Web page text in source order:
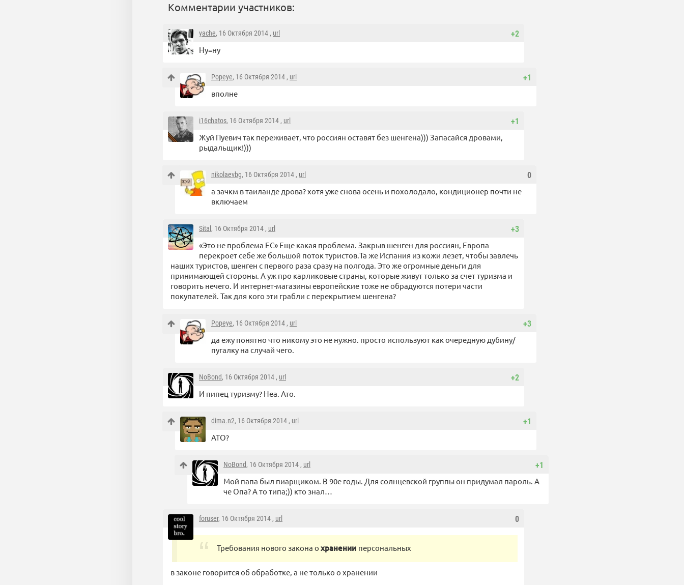
Комментарии участников:
+2
yache, 16 Октября 2014 , url
Ну=ну
+1
Popeye, 16 Октября 2014 , url
вполне
+1
i16chatos, 16 Октября 2014 , url
Жуй Пуевич так переживает, что россиян оставят без шенгена))) Запасайся дровами,
рыдальщик!)))
0
nikolaevbg, 16 Октября 2014 , url
а зачкм в таиланде дрова? хотя уже снова осень и похолодало, кондиционер почти не
включаем
+3
Sital , 16 Октября 2014 , url
«Это не проблема ЕС» Еще какая проблема. Закрыв шенген для россиян, Европа
перекроет себе же большой поток туристов.Та же Испания из кожи лезет, чтобы завлечь
наших туристов, шенген с первого раза сразу на полгода. Это же огромные деньги для
принимающей стороны. А уж про карликовые страны, которые живут только за счет туризма и
говорить нечего. И интернет-магазины европейские тоже не обрадуются потери части
покупателей. Так для кого эти грабли с перекрытием шенгена?
+3
Popeye, 16 Октября 2014 , url
да ежу понятно что никому это не нужно. просто используют как очередную дубину/
пугалку на случай чего.
+2
NoBond, 16 Октября 2014 , url
И пипец туризму? Неа. Ато.
+1
dima.n2, 16 Октября 2014 , url
АТО?
+1
NoBond, 16 Октября 2014 , url
Мой папа был пиарщиком. В 90е годы. Для солнцевской группы он придумал пароль. А
че Опа? А то типа;)) кто знал…
0
foruser, 16 Октября 2014 , url
Требования нового закона о хранении персональных
в законе говорится об обработке, а не только о хранении